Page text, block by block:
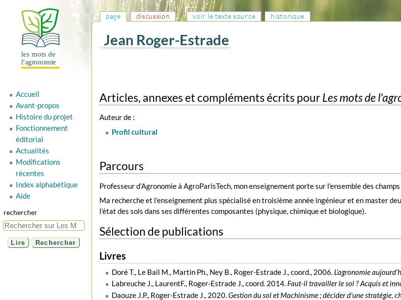
Jean Roger-Estrade
navigation
recherche
Articles, annexes et compléments écrits pourLes mots de
Auteur de :
Profil cultural
Parcours
Professeur d’Agronomie à AgroParisTech, mon enseignement porte sur l'ensemble des
Ma recherche et l’enseignement plus spécialisé en troisième année ingénieur et en master
l’état des sols dans ses différentes composantes (physique, chimique et biologique).
Sélection de publications
Livres
Doré T., Le Bail M., Martin Ph., Ney B., Roger-Estrade J., coord., 2006. L’agronomie
Labreuche J., LaurentF., Roger-Estrade J., coord. 2014. Faut-il travailler le sol ? Acquis et
Daouze J.P., Roger-Estrade J., 2020.Gestion du sol et Machinisme ; décider d’une stratégie,
page discussion voir le texte source historique
Accueil
Avant-propos
Histoire du projet
Fonctionnement
éditorial
Actualités
Modifications
récentes
Index alphabétique
Aide
rechercher